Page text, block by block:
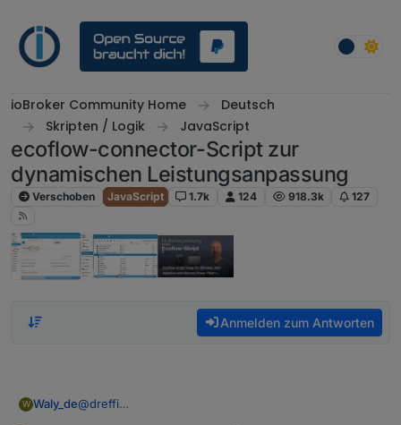
ioBroker Community Home
Deutsch
Skripten / Logik
JavaScript
ecoflow-connector-Script zur
dynamischen Leistungsanpassung
Verschoben JavaScript 1.7k 124 918.3k 127
Anmelden zum Antworten
W Waly_de@dreffi